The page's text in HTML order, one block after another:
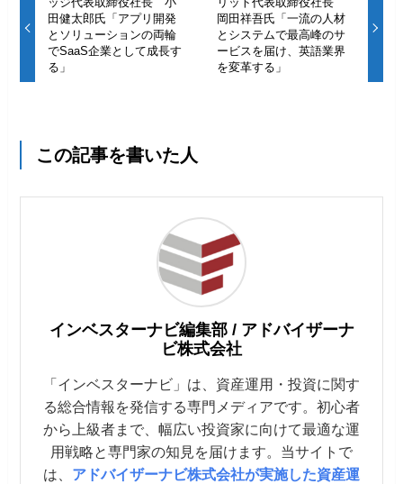
田健太郎氏「アプリ開発
とソリューションの両輪
でSaaS企業として成長す
る」
岡田祥吾氏「一流の人材
とシステムで最高峰のサ
ービスを届け、英語業界
を変革する」
この記事を書いた人
インベスターナビ編集部 / アドバイザーナ
ビ株式会社
「インベスターナビ」は、資産運用・投資に関す
る総合情報を発信する専門メディアです。初心者
から上級者まで、幅広い投資家に向けて最適な運
用戦略と専門家の知見を届けます。当サイトで
は、 アドバイザーナビ株式会社が実施した資産運